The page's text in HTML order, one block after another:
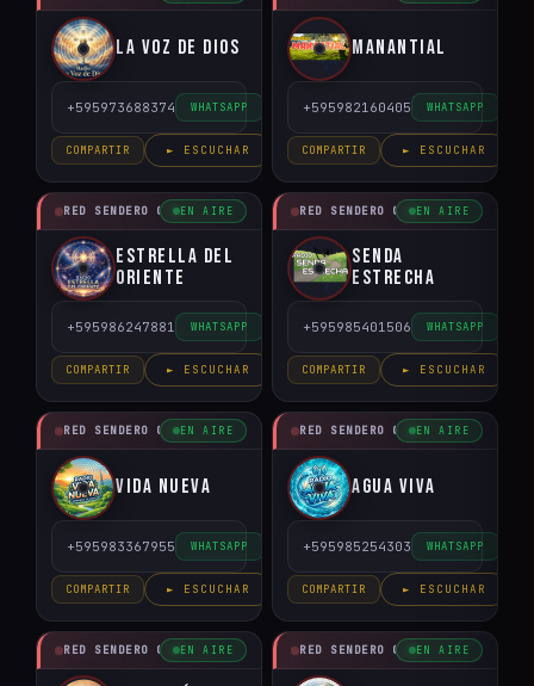
La voz de Dios
+595973688374 WHATSAPP
COMPARTIR ► ESCUCHAR
Manantial
+595982160405 WHATSAPP
COMPARTIR ► ESCUCHAR
RED SENDERO CRISTIANO
EN AIRE
Estrella del
Oriente
+595986247881 WHATSAPP
COMPARTIR ► ESCUCHAR
RED SENDERO CRISTIANO
EN AIRE
Senda
Estrecha
+595985401506 WHATSAPP
COMPARTIR ► ESCUCHAR
RED SENDERO CRISTIANO
EN AIRE
Vida Nueva
+595983367955 WHATSAPP
COMPARTIR ► ESCUCHAR
RED SENDERO CRISTIANO
EN AIRE
Agua Viva
+595985254303 WHATSAPP
COMPARTIR ► ESCUCHAR
RED SENDERO CRISTIANO
EN AIRE RED SENDERO CRISTIANO
EN AIRE